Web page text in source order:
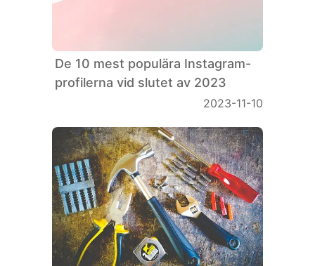
De 10 mest populära Instagram-
profilerna vid slutet av 2023
2023-11-10